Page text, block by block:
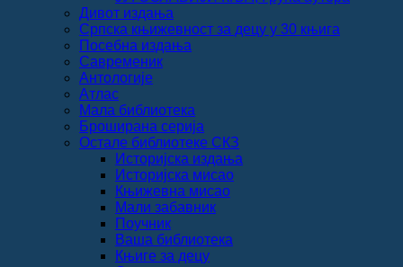
Дивот издања
Српска књижевност за децу у 30 књига
Посебна издања
Савременик
Антологије
Атлас
Мала библиотека
Броширана серија
Остале библиотеке СКЗ
Историјска издања
Историјска мисао
Књижевна мисао
Мали забавник
Поучник
Ваша библиотека
Књиге за децу